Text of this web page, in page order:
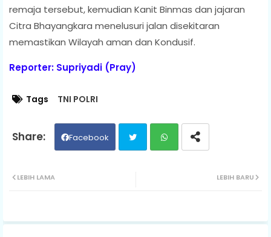
remaja tersebut, kemudian Kanit Binmas dan jajaran
Citra Bhayangkara menelusuri jalan disekitaran
memastikan Wilayah aman dan Kondusif.
Reporter: Supriyadi (Pray)
Tags TNI POLRI
Facebook
ap
LEBIH BARU
LEBIH LAMA